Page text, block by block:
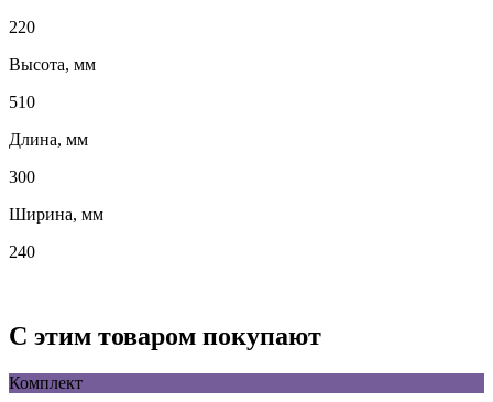
220
Высота, мм
510
Длина, мм
300
Ширина, мм
240
С этим товаром покупают
Комплект